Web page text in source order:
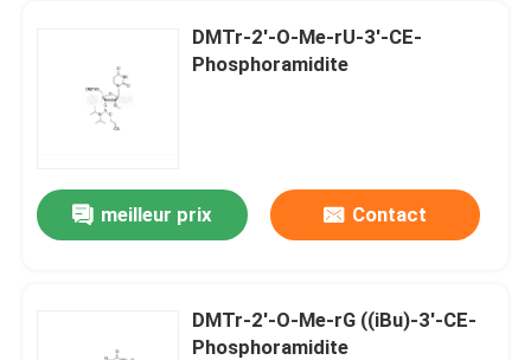
DMTr-2'-O-Me-rU-3'-CE-
Phosphoramidite
meilleur prix Contact
DMTr-2'-O-Me-rG ((iBu)-3'-CE-
Phosphoramidite